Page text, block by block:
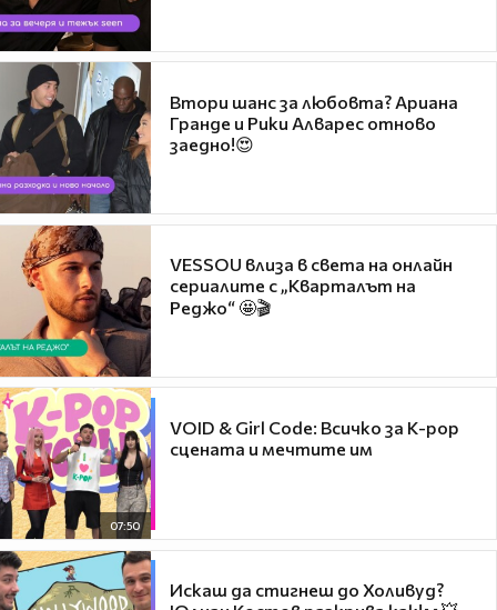
Втори шанс за любовта? Ариана
Гранде и Рики Алварес отново
заедно!😍
VESSOU влиза в света на онлайн
сериалите с „Кварталът на
Реджо“ 🤩🎬
07:50
VOID & Girl Code: Всичко за K-pop
сцената и мечтите им
Искаш да стигнеш до Холивуд?